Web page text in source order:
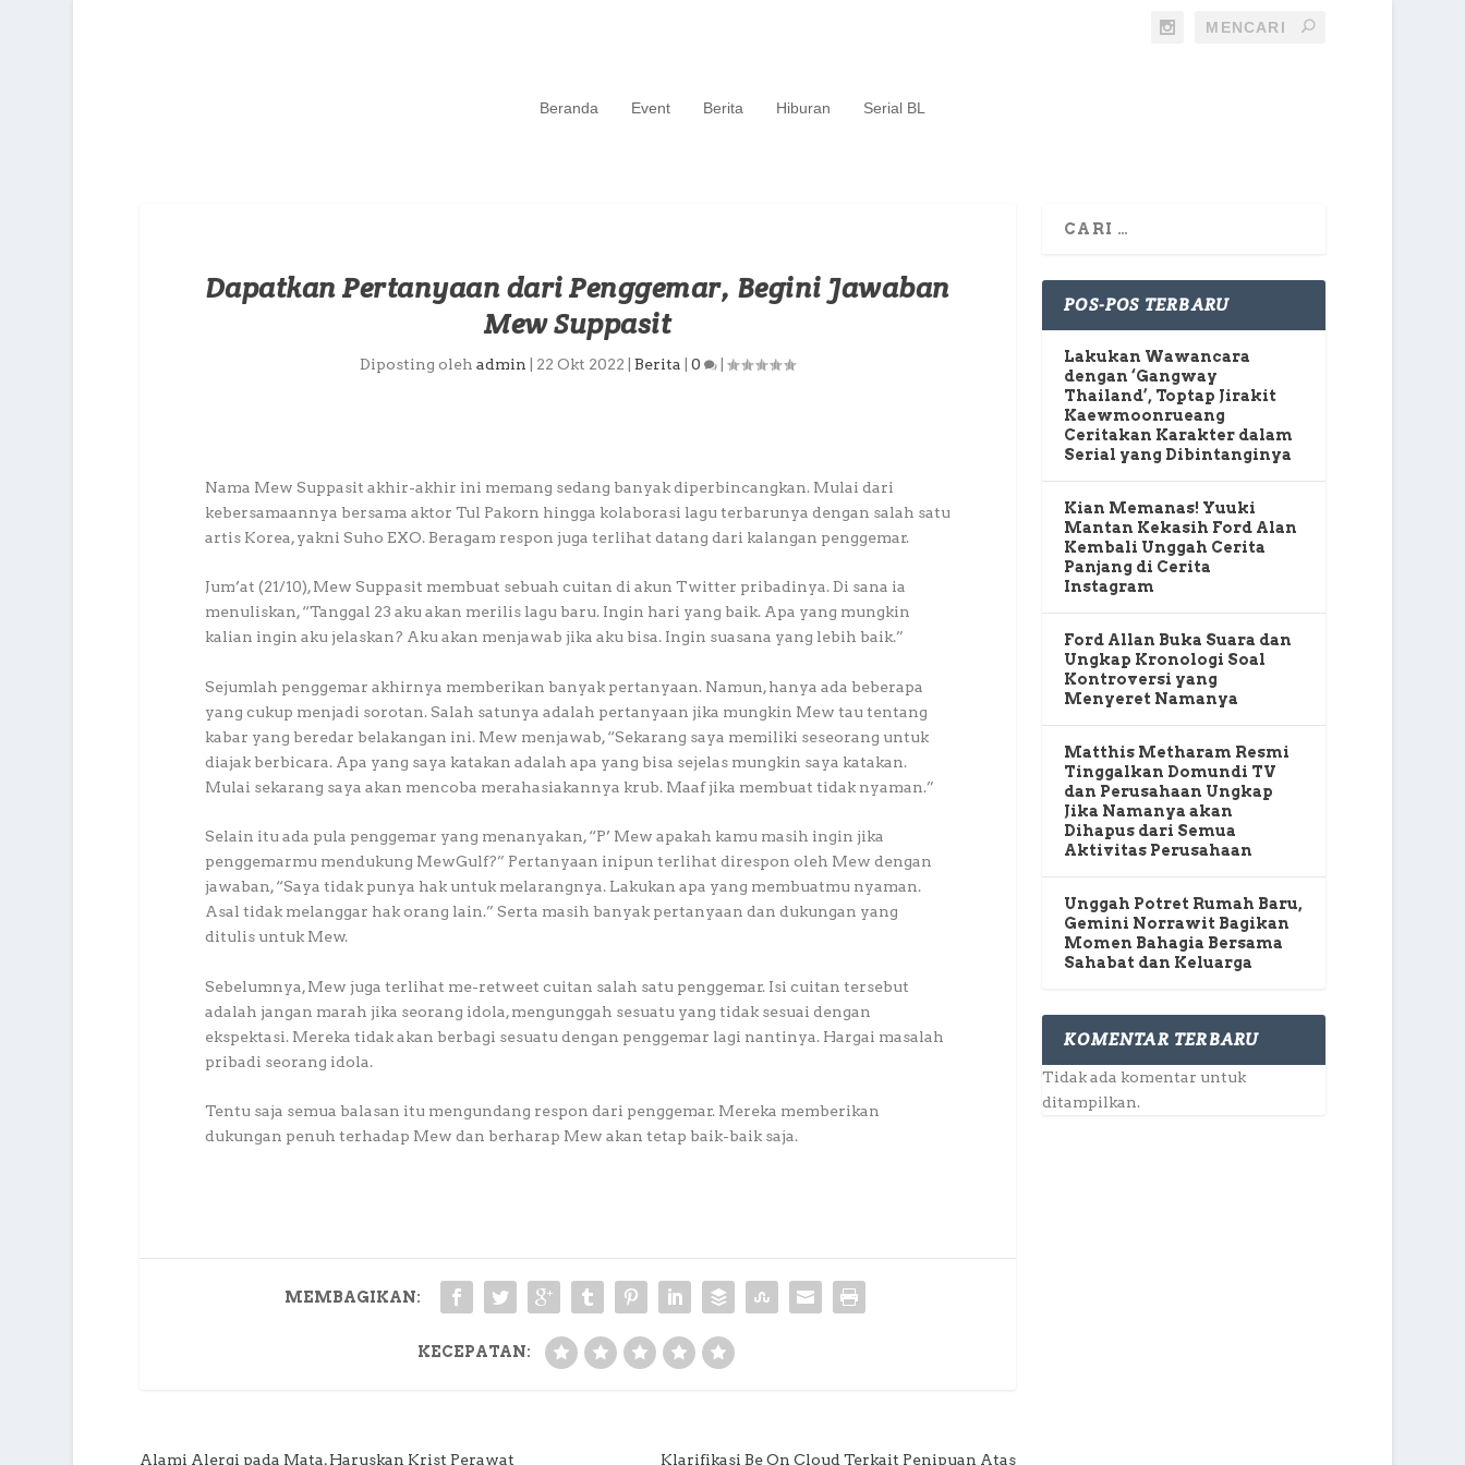
Beranda Event Berita Hiburan Serial BL
Dapatkan Pertanyaan dari Penggemar, Begini Jawaban
Mew Suppasit
Diposting olehadmin 22 Okt 2022 |Berita |0 |
Nama Mew Suppasit akhir-akhir ini memang sedang banyak diperbincangkan. Mulai dari
kebersamaannya bersama aktor Tul Pakorn hingga kolaborasi lagu terbarunya dengan salah satu
artis Korea, yakni Suho EXO. Beragam respon juga terlihat datang dari kalangan penggemar.
Jum’at (21/10), Mew Suppasit membuat sebuah cuitan di akun Twitter pribadinya. Di sana ia
menuliskan, “Tanggal 23 aku akan merilis lagu baru. Ingin hari yang baik. Apa yang mungkin
kalian ingin aku jelaskan? Aku akan menjawab jika aku bisa. Ingin suasana yang lebih baik.”
Sejumlah penggemar akhirnya memberikan banyak pertanyaan. Namun, hanya ada beberapa
yang cukup menjadi sorotan. Salah satunya adalah pertanyaan jika mungkin Mew tau tentang
kabar yang beredar belakangan ini. Mew menjawab, “Sekarang saya memiliki seseorang untuk
diajak berbicara. Apa yang saya katakan adalah apa yang bisa sejelas mungkin saya katakan.
Mulai sekarang saya akan mencoba merahasiakannya krub. Maaf jika membuat tidak nyaman.”
Selain itu ada pula penggemar yang menanyakan, “P’ Mew apakah kamu masih ingin jika
penggemarmu mendukung MewGulf?” Pertanyaan inipun terlihat direspon oleh Mew dengan
jawaban, “Saya tidak punya hak untuk melarangnya. Lakukan apa yang membuatmu nyaman.
Asal tidak melanggar hak orang lain.” Serta masih banyak pertanyaan dan dukungan yang
ditulis untuk Mew.
Sebelumnya, Mew juga terlihat me-retweet cuitan salah satu penggemar. Isi cuitan tersebut
adalah jangan marah jika seorang idola, mengunggah sesuatu yang tidak sesuai dengan
ekspektasi. Mereka tidak akan berbagi sesuatu dengan penggemar lagi nantinya. Hargai masalah
pribadi seorang idola.
Tentu saja semua balasan itu mengundang respon dari penggemar. Mereka memberikan
dukungan penuh terhadap Mew dan berharap Mew akan tetap baik-baik saja.
MEMBAGIKAN:
KECEPATAN:
Alami Alergi pada Mata, Haruskan Krist Perawat
Klarifikasi Be On Cloud Terkait Penipuan Atas
POS-POS TERBARU
Lakukan Wawancara
dengan ‘Gangway
Thailand’, Toptap Jirakit
Kaewmoonrueang
Ceritakan Karakter dalam
Serial yang Dibintanginya
Kian Memanas! Yuuki
Mantan Kekasih Ford Alan
Kembali Unggah Cerita
Panjang di Cerita
Instagram
Ford Allan Buka Suara dan
Ungkap Kronologi Soal
Kontroversi yang
Menyeret Namanya
Matthis Metharam Resmi
Tinggalkan Domundi TV
dan Perusahaan Ungkap
Jika Namanya akan
Dihapus dari Semua
Aktivitas Perusahaan
Unggah Potret Rumah Baru,
Gemini Norrawit Bagikan
Momen Bahagia Bersama
Sahabat dan Keluarga
KOMENTAR TERBARU
Tidak ada komentar untuk
ditampilkan.